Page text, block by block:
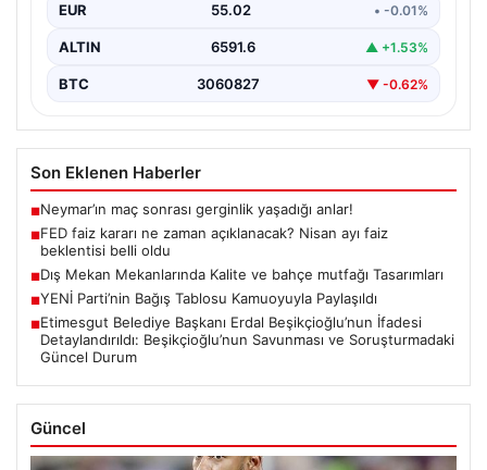
EUR 55.02 • -0.01%
ALTIN 6591.6 ▲ +1.53%
BTC 3060827 ▼ -0.62%
Son Eklenen Haberler
■Neymar’ın maç sonrası gerginlik yaşadığı anlar!
■FED faiz kararı ne zaman açıklanacak? Nisan ayı faiz
beklentisi belli oldu
■Dış Mekan Mekanlarında Kalite ve bahçe mutfağı Tasarımları
■YENİ Parti’nin Bağış Tablosu Kamuoyuyla Paylaşıldı
■Etimesgut Belediye Başkanı Erdal Beşikçioğlu’nun İfadesi
Detaylandırıldı: Beşikçioğlu’nun Savunması ve Soruşturmadaki
Güncel Durum
Güncel